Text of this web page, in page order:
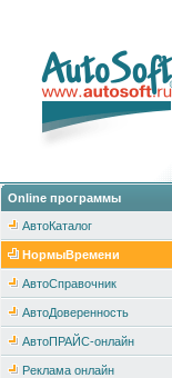
Online программы
АвтоКаталог
НормыВремени
АвтоСправочник
АвтоДоверенность
АвтоПРАЙС-онлайн
Реклама онлайн